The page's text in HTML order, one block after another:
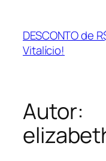
conteúdo
DESCONTO de
Vitalício!
Autor: